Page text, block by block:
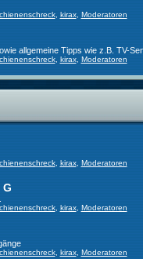
, kirax, Moderatoren
allgemeine Tipps wie z.B. TV-
, kirax, Moderatoren
, kirax, Moderatoren
, kirax, Moderatoren
, kirax, Moderatoren